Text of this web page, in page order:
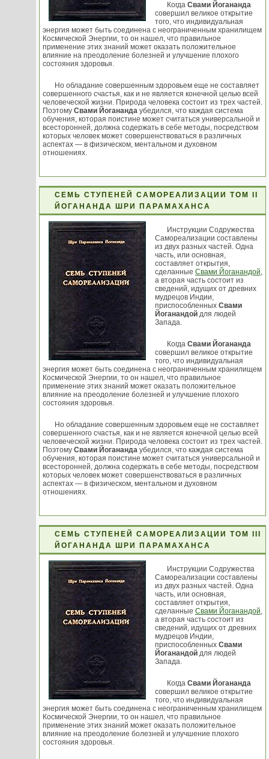
Когда Свами Йогананда
совершил великое открытие
того, что индивидуальная
энергия может быть соединена с неограниченным хранилищем
Космической Энергии, то он нашел, что правильное
применение этих знаний может оказать положительное
влияние на преодоление болезней и улучшение плохого
состояния здоровья.
Но обладание совершенным здоровьем еще не составляет
совершенного счастья, как и не является конечной целью всей
человеческой жизни. Природа человека состоит из трех частей.
Поэтому Свами Йогананда убедился, что каждая система
обучения, которая поистине может считаться универсальной и
всесторонней, должна содержать в себе методы, посредством
которых человек может совершенствоваться в различных
аспектах — в физическом, ментальном и духовном
отношениях.
СЕМЬ СТУПЕНЕЙ САМОРЕАЛИЗАЦИИ ТОМ II
ЙОГАНАНДА ШРИ ПАРАМАХАНСА
Инструкции Содружества
Самореализации составлены
из двух разных частей. Одна
часть, или основная,
составляет открытия,
сделанные Свами Йоганандой,
а вторая часть состоит из
сведений, идущих от древних
мудрецов Индии,
приспособленных Свами
Йоганандой для людей
Запада.
Когда Свами Йогананда
совершил великое открытие
того, что индивидуальная
энергия может быть соединена с неограниченным хранилищем
Космической Энергии, то он нашел, что правильное
применение этих знаний может оказать положительное
влияние на преодоление болезней и улучшение плохого
состояния здоровья.
Но обладание совершенным здоровьем еще не составляет
совершенного счастья, как и не является конечной целью всей
человеческой жизни. Природа человека состоит из трех частей.
Поэтому Свами Йогананда убедился, что каждая система
обучения, которая поистине может считаться универсальной и
всесторонней, должна содержать в себе методы, посредством
которых человек может совершенствоваться в различных
аспектах — в физическом, ментальном и духовном
отношениях.
СЕМЬ СТУПЕНЕЙ САМОРЕАЛИЗАЦИИ ТОМ III
ЙОГАНАНДА ШРИ ПАРАМАХАНСА
Инструкции Содружества
Самореализации составлены
из двух разных частей. Одна
часть, или основная,
составляет открытия,
сделанные Свами Йоганандой,
а вторая часть состоит из
сведений, идущих от древних
мудрецов Индии,
приспособленных Свами
Йоганандой для людей
Запада.
Когда Свами Йогананда
совершил великое открытие
того, что индивидуальная
энергия может быть соединена с неограниченным хранилищем
Космической Энергии, то он нашел, что правильное
применение этих знаний может оказать положительное
влияние на преодоление болезней и улучшение плохого
состояния здоровья.